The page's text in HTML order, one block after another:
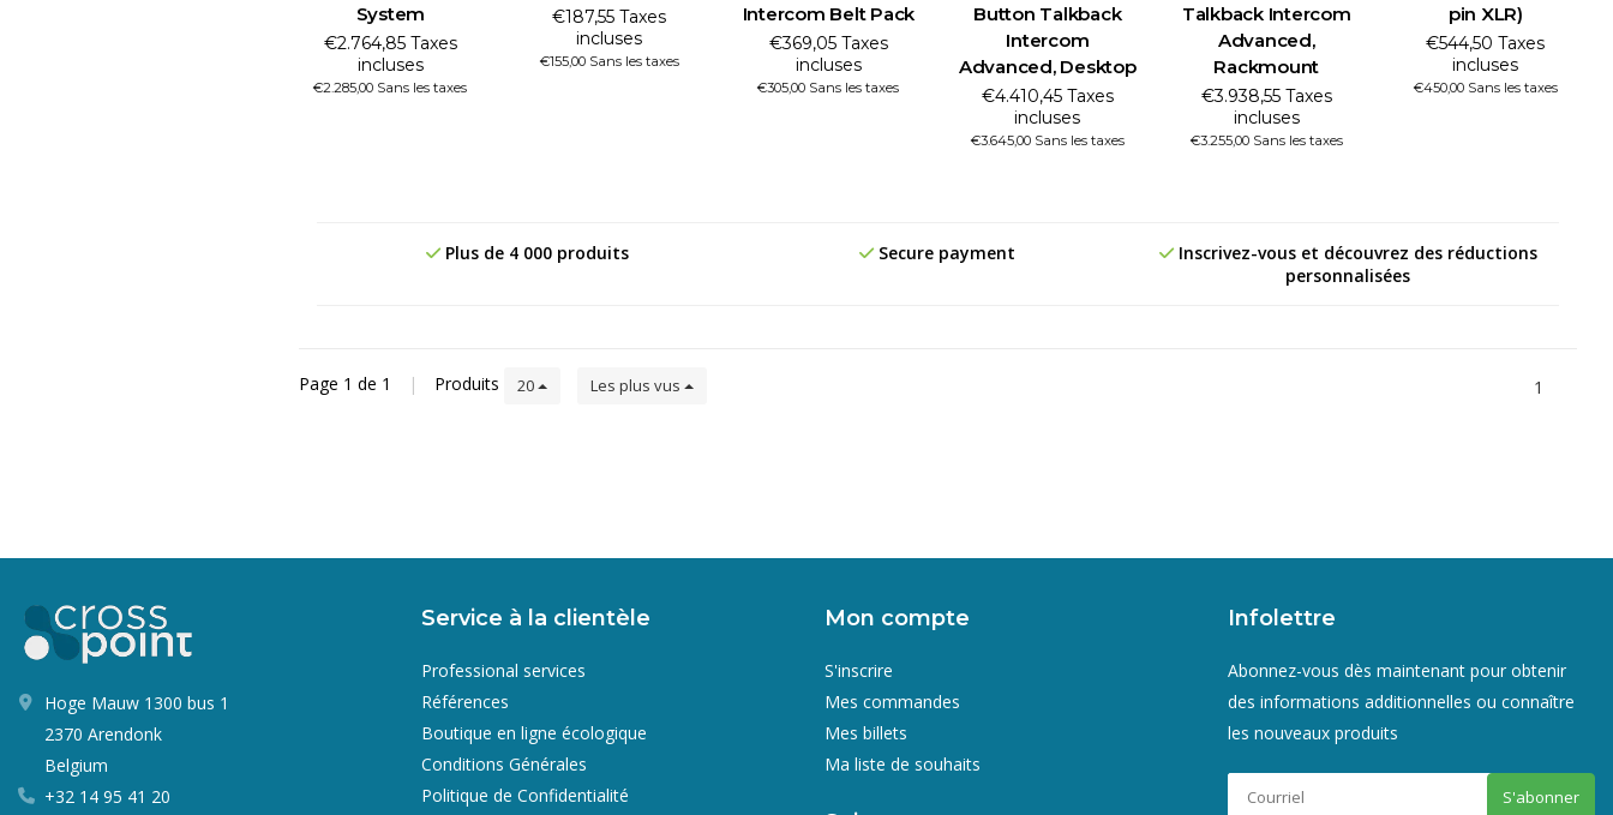
System
€2.764,85 Taxes
incluses
€2.285,00 Sans les taxes
€187,55 Taxes
incluses
€155,00 Sans les taxes
Intercom Belt Pack
€369,05 Taxes
incluses
€305,00 Sans les taxes
Button Talkback
Intercom
Advanced, Desktop
€4.410,45 Taxes
incluses
€3.645,00 Sans les taxes
Talkback Intercom
Advanced,
Rackmount
€3.938,55 Taxes
incluses
€3.255,00 Sans les taxes
pin XLR)
€544,50 Taxes
incluses
€450,00 Sans les taxes
Plus de 4 000 produits Secure payment
Inscrivez-vous et découvrez des réductions
personnalisées
Page 1 de 1 | Produits 20 Les plus vus 1
Hoge Mauw 1300 bus 1
2370 Arendonk
Belgium
+32 14 95 41 20
Service à la clientèle
Professional services
Références
Boutique en ligne écologique
Conditions Générales
Politique de Confidentialité
Mon compte
S'inscrire
Mes commandes
Mes billets
Ma liste de souhaits
Infolettre
Abonnez-vous dès maintenant pour obtenir
des informations additionnelles ou connaître
les nouveaux produits
S'abonner